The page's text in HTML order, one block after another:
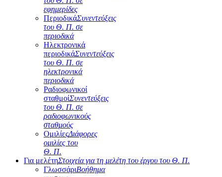
εφημερίδες
ΠεριοδικάΣυνεντεύξεις
του Θ. Π. σε
περιοδικά
Ηλεκτρονικά
περιοδικάΣυνεντεύξεις
του Θ. Π. σε
ηλεκτρονικά
περιοδικά
Ραδιοφωνικοί
σταθμοίΣυνεντεύξεις
του Θ. Π. σε
ραδιοφωνικούς
σταθμούς
ΟμιλίεςΔιάφορες
ομιλίες του
Θ. Π.
Για μελέτηΣτοιχεία για τη μελέτη του έργου του Θ. Π.
ΓλωσσάριΒοήθημα